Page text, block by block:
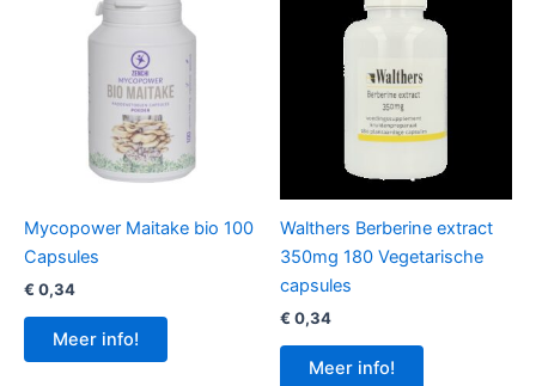
Mycopower Maitake bio 100
Capsules
€ 0,34
Meer info!
Walthers Berberine extract
350mg 180 Vegetarische
capsules
€ 0,34
Meer info!